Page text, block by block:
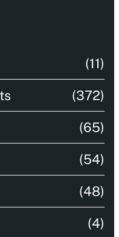
(11)
(372)
(65)
(54)
(48)
(4)